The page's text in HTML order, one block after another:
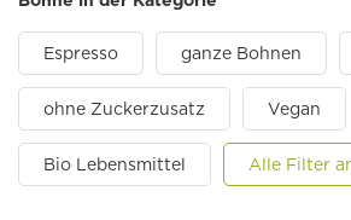
Espresso ganze Bohnen
ohne Zuckerzusatz Vegan
Bio Lebensmittel Alle Filter